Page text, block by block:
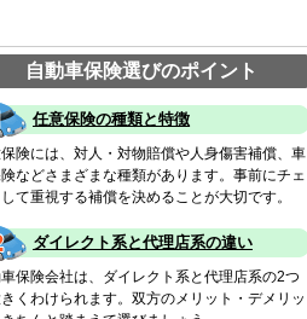
自動車保険選びのポイント
任意保険の種類と特徴
険には、対人・対物賠償や人身傷害補償、車
などさまざまな種類があります。事前にチェ
て重視する補償を決めることが大切です。
ダイレクト系と代理店系の違い
保険会社は、ダイレクト系と代理店系の2つ
くわけられます。双方のメリット・デメリッ